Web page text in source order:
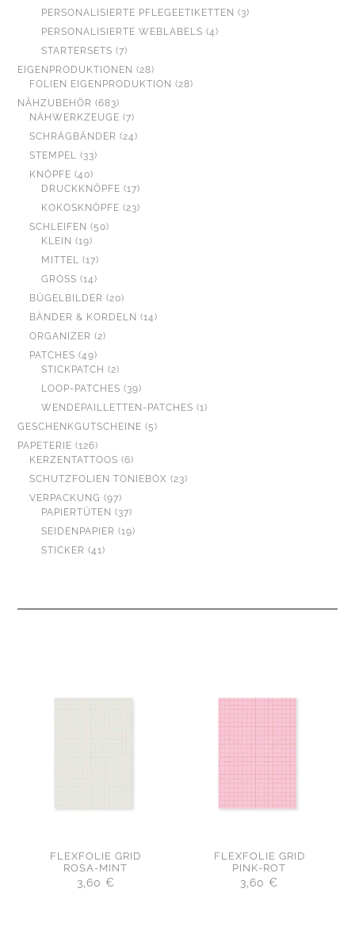
PRODUKTE
PERSONALISIERTE PFLEGEETIKETTEN 33
PERSONALISIERTE WEBLABELS 44
STARTERSETS 77
PRODUKTE
EIGENPRODUKTIONEN 2828
PRODUKTE
FOLIEN EIGENPRODUKTION 2828
NÄHZUBEHÖR 683683
PRODUKTE
NÄHWERKZEUGE 77
PRODUKTE
SCHRÄGBÄNDER 2424
STEMPEL 3333
KNÖPFE 4040
PRODUKTE
DRUCKKNÖPFE 1717
PRODUKTE
KOKOSKNÖPFE 2323
SCHLEIFEN 5050
KLEIN 1919
PRODUKTE
MITTEL 1717
PRODUKTE
GROSS 1414
PRODUKTE
BÜGELBILDER 2020
PRODUKTE
BÄNDER & KORDELN 1414
ORGANIZER 22
PATCHES 4949
PRODUKTE
STICKPATCH 22
PRODUKTE
LOOP-PATCHES 3939
PRODUKTE
WENDEPAILLETTEN-PATCHES 11
GESCHENKGUTSCHEINE 55
PAPETERIE 126126
PRODUKTE
KERZENTATTOOS 66
PRODUKTE
SCHUTZFOLIEN TONIEBOX 2323
VERPACKUNG 9797
PRODUKTE
PAPIERTÜTEN 3737
PRODUKTE
SEIDENPAPIER 1919
STICKER 4141
FLEXFOLIE GRID
ROSA-MINT
3,60 €
FLEXFOLIE GRID
PINK-ROT
3,60€